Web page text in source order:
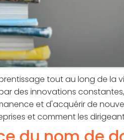
tout au long de la
des innovations
et d'acquérir de
et comment les